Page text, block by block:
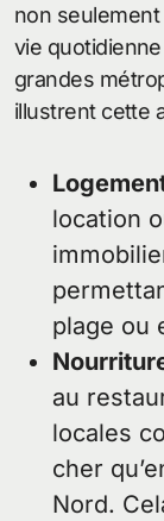
non
vie
grandes
illustrent cette
location
plage ou
au
locales
cher
Nord.